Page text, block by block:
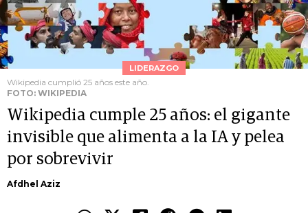
LIDERAZGO
Wikipedia cumplió 25 años este año.
FOTO: WIKIPEDIA
Wikipedia cumple 25 años: el gigante
invisible que alimenta a la IA y pelea
por sobrevivir
Afdhel Aziz